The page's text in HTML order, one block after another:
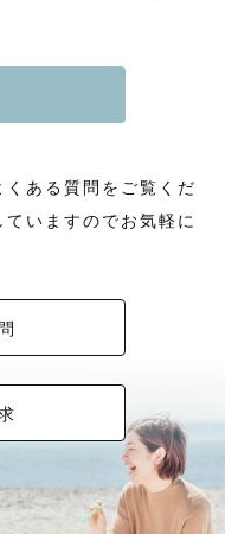
ある質問をご覧くだ
いますのでお気軽に